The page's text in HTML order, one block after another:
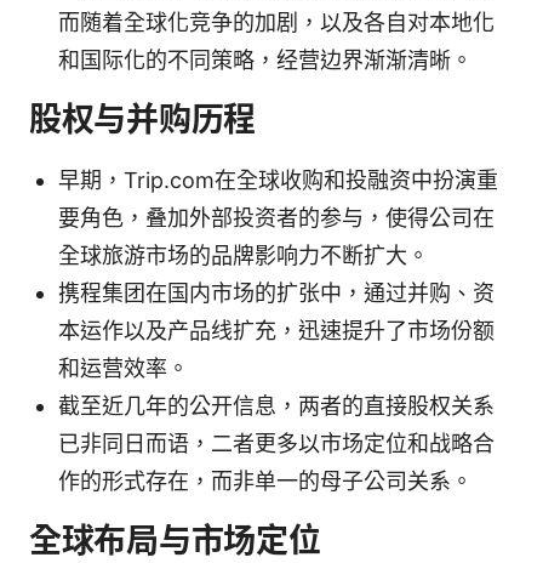
而随着全球化竞争的加剧，以及各自对本地化
和国际化的不同策略，经营边界渐渐清晰。
股权与并购历程
早期，Trip.com在全球收购和投融资中扮演重
要角色，叠加外部投资者的参与，使得公司在
全球旅游市场的品牌影响力不断扩大。
携程集团在国内市场的扩张中，通过并购、资
本运作以及产品线扩充，迅速提升了市场份额
和运营效率。
截至近几年的公开信息，两者的直接股权关系
已非同日而语，二者更多以市场定位和战略合
作的形式存在，而非单一的母子公司关系。
全球布局与市场定位